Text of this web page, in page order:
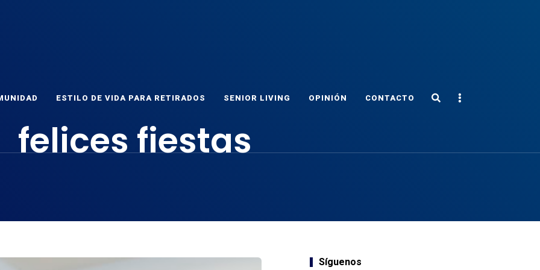
ESTILO DE VIDA PARA RETIRADOS SENIOR LIVING OPINIÓN CONTACTO SearchSidebar
felices fiestas
Síguenos